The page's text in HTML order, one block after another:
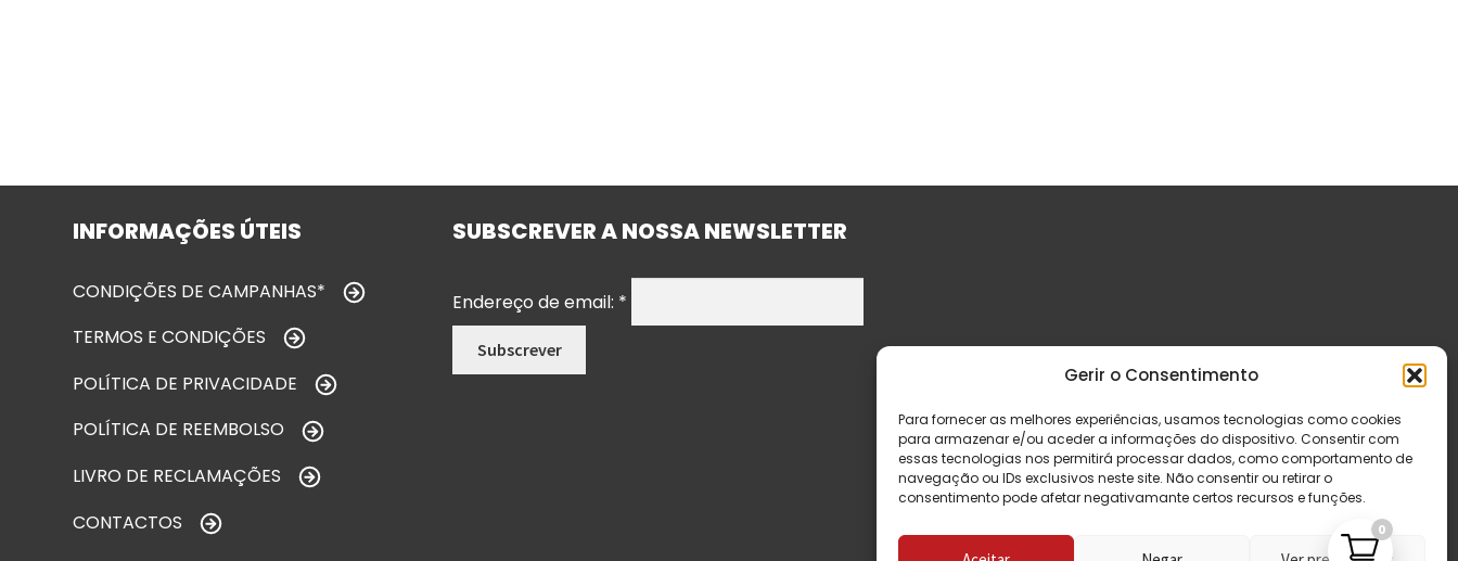
Gerir o Consentimento
Para fornecer as melhores experiências, usamos tecnologias como cookies
para armazenar e/ou aceder a informações do dispositivo. Consentir com
essas tecnologias nos permitirá processar dados, como comportamento de
navegação ou IDs exclusivos neste site. Não consentir ou retirar o
consentimento pode afetar negativamante certos recursos e funções.
INFORMAÇÕES ÚTEIS
CONDIÇÕES DE CAMPANHAS*
TERMOS E CONDIÇÕES
POLÍTICA DE PRIVACIDADE
POLÍTICA DE REEMBOLSO
LIVRO DE RECLAMAÇÕES
CONTACTOS
SUBSCREVER A NOSSA NEWSLETTER
Endereço de email: *
0